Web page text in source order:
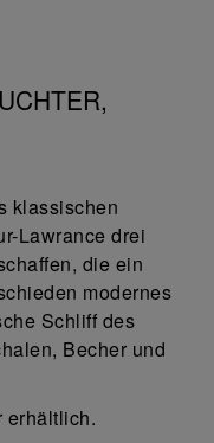
klassischen
Lawrance drei
die ein
modernes
Schliff des
Becher und
erhältlich.